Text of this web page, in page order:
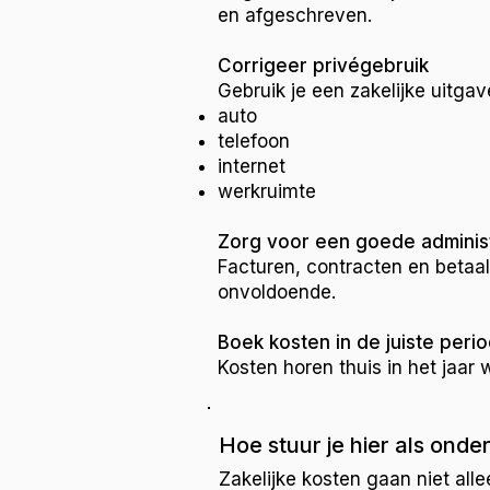
en afgeschreven.
Corrigeer privégebruik
Gebruik je een zakelijke
auto
telefoon
internet
werkruimte
Zorg voor een goede
Facturen, contracten en
onvoldoende.
Boek kosten in de juiste
Kosten horen thuis in het jaar
Hoe stuur je hier als
Zakelijke kosten gaan niet